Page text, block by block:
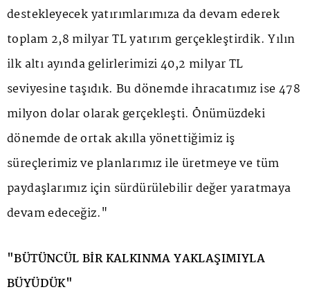
destekleyecek yatırımlarımıza da devam ederek
toplam 2,8 milyar TL yatırım gerçekleştirdik. Yılın
ilk altı ayında gelirlerimizi 40,2 milyar TL
seviyesine taşıdık. Bu dönemde ihracatımız ise 478
milyon dolar olarak gerçekleşti. Önümüzdeki
dönemde de ortak akılla yönettiğimiz iş
süreçlerimiz ve planlarımız ile üretmeye ve tüm
paydaşlarımız için sürdürülebilir değer yaratmaya
devam edeceğiz."
"BÜTÜNCÜL BİR KALKINMA YAKLAŞIMIYLA
BÜYÜDÜK"